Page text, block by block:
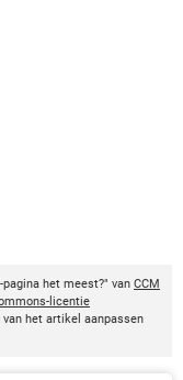
het meest?" van CCM
licentie
het artikel aanpassen